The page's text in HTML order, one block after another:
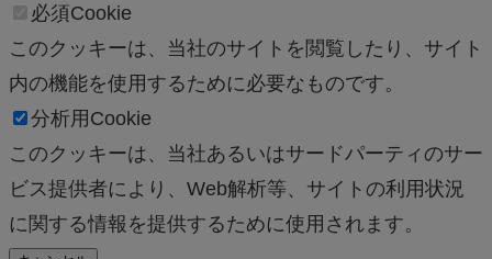
必須Cookie
このクッキーは、当社のサイトを閲覧したり、サイト
内の機能を使用するために必要なものです。
分析用Cookie
このクッキーは、当社あるいはサードパーティのサー
ビス提供者により、Web解析等、サイトの利用状況
に関する情報を提供するために使用されます。